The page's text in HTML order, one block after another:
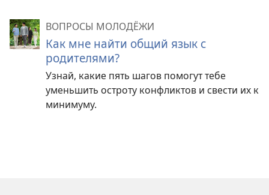
ВОПРОСЫ МОЛОДЁЖИ
Как мне найти общий язык с
родителями?
Узнай, какие пять шагов помогут тебе
уменьшить остроту конфликтов и свести их к
минимуму.